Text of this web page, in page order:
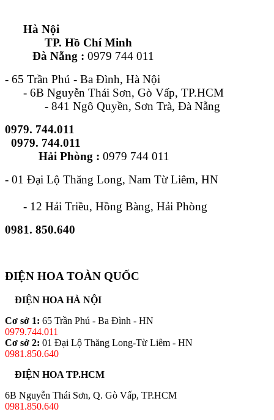
Hà Nội
TP. Hồ Chí Minh
Đà Nẵng : 0979 744 011
- 65 Trần Phú - Ba Đình, Hà Nội
- 6B Nguyễn Thái Sơn, Gò Vấp, TP.HCM
- 841 Ngô Quyền, Sơn Trà, Đà Nẵng
0979. 744.011
0979. 744.011
Hải Phòng : 0979 744 011
- 01 Đại Lộ Thăng Long, Nam Từ Liêm, HN
- 12 Hải Triều, Hồng Bàng, Hải Phòng
0981. 850.640
ĐIỆN HOA TOÀN QUỐC
ĐIỆN HOA HÀ NỘI
Cơ sở 1: 65 Trần Phú - Ba Đình - HN
0979.744.011
Cơ sở 2: 01 Đại Lộ Thăng Long-Từ Liêm - HN
0981.850.640
ĐIỆN HOA TP.HCM
6B Nguyễn Thái Sơn, Q. Gò Vấp, TP.HCM
0981.850.640